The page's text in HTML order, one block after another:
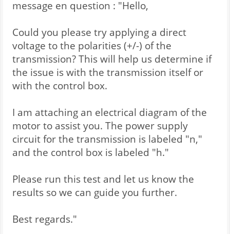
message en question : "Hello,
Could you please try applying a direct
voltage to the polarities (+/-) of the
transmission? This will help us determine if
the issue is with the transmission itself or
with the control box.
I am attaching an electrical diagram of the
motor to assist you. The power supply
circuit for the transmission is labeled "n,"
and the control box is labeled "h."
Please run this test and let us know the
results so we can guide you further.
Best regards."